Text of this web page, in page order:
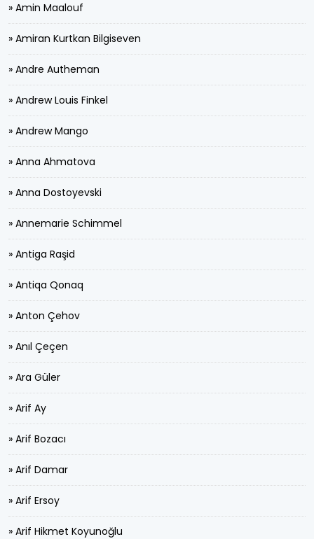
» Amin Maalouf
» Amiran Kurtkan Bilgiseven
» Andre Autheman
» Andrew Louis Finkel
» Andrew Mango
» Anna Ahmatova
» Anna Dostoyevski
» Annemarie Schimmel
» Antiga Raşid
» Antiqa Qonaq
» Anton Çehov
» Anıl Çeçen
» Ara Güler
» Arif Ay
» Arif Bozacı
» Arif Damar
» Arif Ersoy
» Arif Hikmet Koyunoğlu